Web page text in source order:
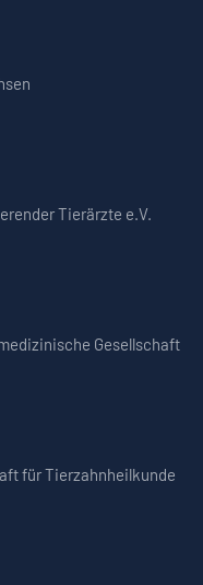
Tierärzte e.V.
Gesellschaft
für Tierzahnheilkunde